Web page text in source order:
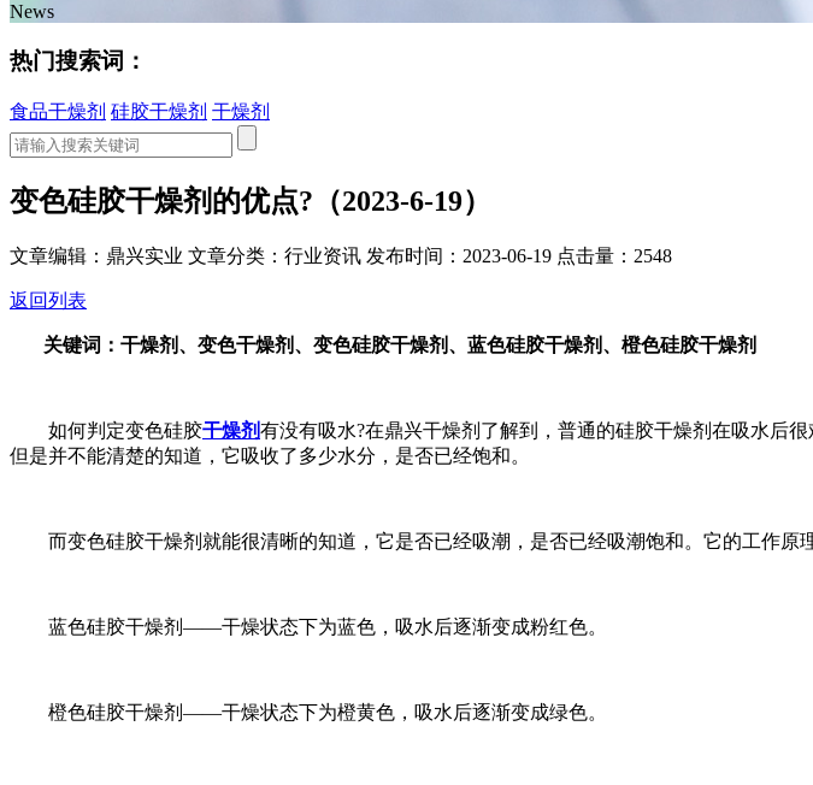
News
热门搜索词：
食品干燥剂 硅胶干燥剂 干燥剂
变色硅胶干燥剂的优点?（2023-6-19）
文章编辑：鼎兴实业 文章分类：行业资讯 发布时间：2023-06-19 点击量：2548
返回列表
关键词：干燥剂、变色干燥剂、变色硅胶干燥剂、蓝色硅胶干燥剂、橙色硅胶干燥剂
如何判定变色硅胶干燥剂有没有吸水?在鼎兴干燥剂了解到，普通的硅胶干燥剂在吸水后
但是并不能清楚的知道，它吸收了多少水分，是否已经饱和。
而变色硅胶干燥剂就能很清晰的知道，它是否已经吸潮，是否已经吸潮饱和。它的工作原
蓝色硅胶干燥剂——干燥状态下为蓝色，吸水后逐渐变成粉红色。
橙色硅胶干燥剂——干燥状态下为橙黄色，吸水后逐渐变成绿色。